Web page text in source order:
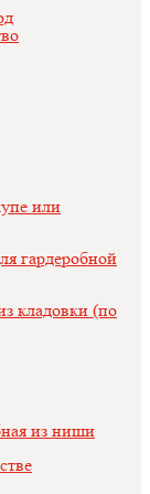
или
гардеробной
кладовки (по
из ниши